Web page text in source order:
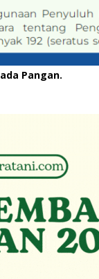
Pangan.